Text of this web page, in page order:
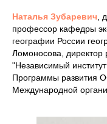
Наталья Зубаревич ,
профессор кафедры
географии России
Ломоносова,
"Независимый
Программы развития
Международной